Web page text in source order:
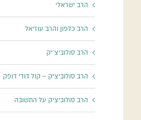
הרב ישראלי
הרב כלפון והרב עוזיאל
הרב סולוביצ'יק
הרב סולוביציק – קול דודי דופק
הרב סולוביציק על התשובה